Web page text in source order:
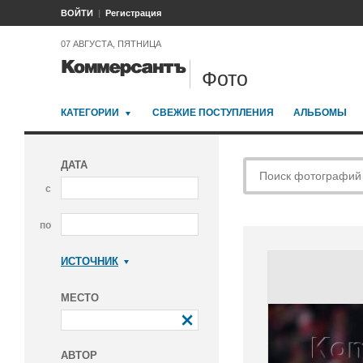
ВОЙТИ Регистрация
07 АВГУСТА, ПЯТНИЦА
Фото
КАТЕГОРИИ СВЕЖИЕ ПОСТУПЛЕНИЯ АЛЬБОМЫ
ДАТА
с
по
ИСТОЧНИК
МЕСТО
АВТОР